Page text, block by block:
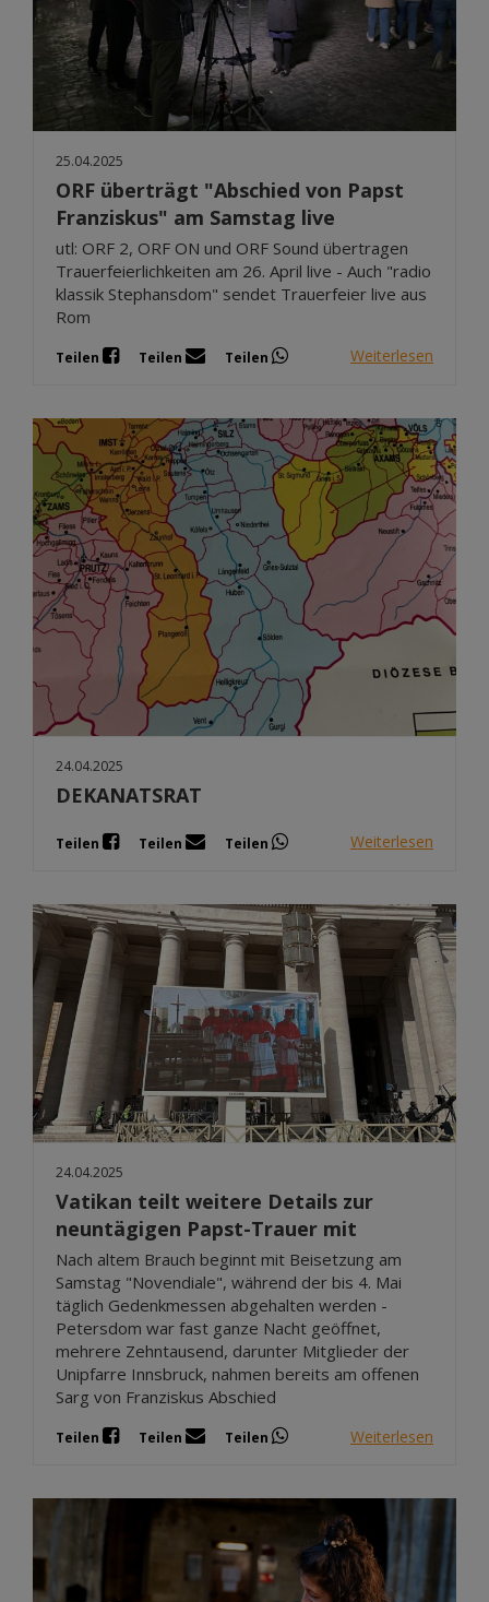
25.04.2025
ORF überträgt "Abschied von Papst
Franziskus" am Samstag live
utl: ORF 2, ORF ON und ORF Sound übertragen
Trauerfeierlichkeiten am 26. April live - Auch "radio
klassik Stephansdom" sendet Trauerfeier live aus
Rom
Teilen Teilen Teilen Weiterlesen
24.04.2025
DEKANATSRAT
Teilen Teilen Teilen Weiterlesen
24.04.2025
Vatikan teilt weitere Details zur
neuntägigen Papst-Trauer mit
Nach altem Brauch beginnt mit Beisetzung am
Samstag "Novendiale", während der bis 4. Mai
täglich Gedenkmessen abgehalten werden -
Petersdom war fast ganze Nacht geöffnet,
mehrere Zehntausend, darunter Mitglieder der
Unipfarre Innsbruck, nahmen bereits am offenen
Sarg von Franziskus Abschied
Teilen Teilen Teilen Weiterlesen